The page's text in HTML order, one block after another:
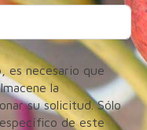
es necesario que
la
su solicitud. Sólo
de este